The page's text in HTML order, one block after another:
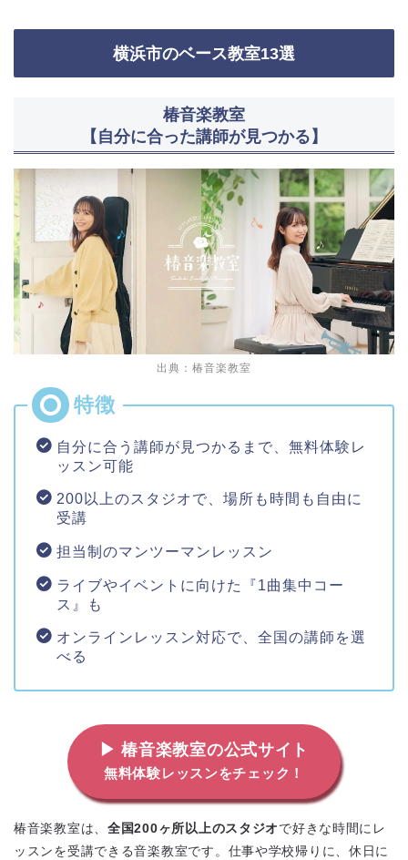
横浜市のベース教室13選
椿音楽教室
【自分に合った講師が見つかる】
出典：椿音楽教室
自分に合う講師が見つかるまで、無料体験レ
ッスン可能
200以上のスタジオで、場所も時間も自由に
受講
担当制のマンツーマンレッスン
ライブやイベントに向けた『1曲集中コー
ス』も
オンラインレッスン対応で、全国の講師を選
べる
▶ 椿音楽教室の公式サイト
無料体験レッスンをチェック！
椿音楽教室は、全国200ヶ所以上のスタジオで好きな時間にレ
ッスンを受講できる音楽教室です。仕事や学校帰りに、休日に